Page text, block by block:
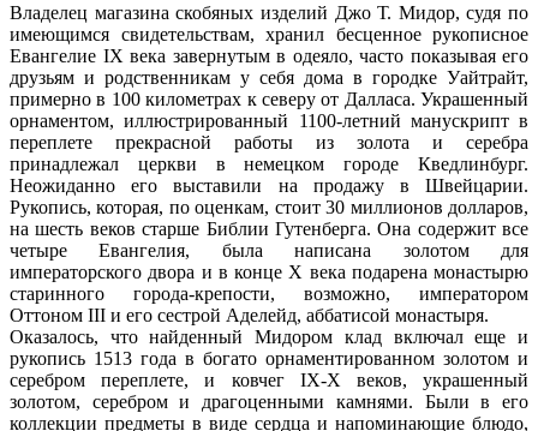
Владелец магазина скобяных изделий Джо Т. Мидор, судя по
имеющимся свидетельствам, хранил бесценное рукописное
Евангелие IX века завернутым в одеяло, часто показывая его
друзьям и родственникам у себя дома в городке Уайтрайт,
примерно в 100 километрах к северу от Далласа. Украшенный
орнаментом, иллюстрированный 1100-летний манускрипт в
переплете прекрасной работы из золота и серебра
принадлежал церкви в немецком городе Кведлинбург.
Неожиданно его выставили на продажу в Швейцарии.
Рукопись, которая, по оценкам, стоит 30 миллионов долларов,
на шесть веков старше Библии Гутенберга. Она содержит все
четыре Евангелия, была написана золотом для
императорского двора и в конце X века подарена монастырю
старинного города-крепости, возможно, императором
Оттоном III и его сестрой Аделейд, аббатисой монастыря.
Оказалось, что найденный Мидором клад включал еще и
рукопись 1513 года в богато орнаментированном золотом и
серебром переплете, и ковчег IX-X веков, украшенный
золотом, серебром и драгоценными камнями. Были в его
коллекции предметы в виде сердца и напоминающие блюдо,